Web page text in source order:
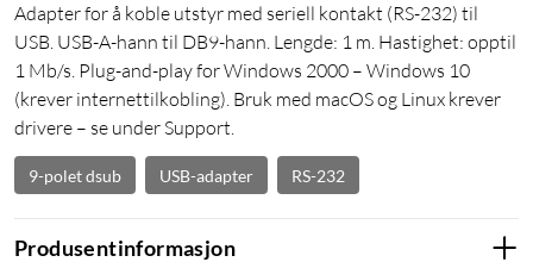
Adapter for å koble utstyr med seriell kontakt (RS-232) til
USB. USB-A-hann til DB9-hann. Lengde: 1 m. Hastighet: opptil
1 Mb/s. Plug-and-play for Windows 2000 – Windows 10
(krever internettilkobling). Bruk med macOS og Linux krever
drivere – se under Support.
9-polet dsub USB-adapter RS-232
Produsentinformasjon